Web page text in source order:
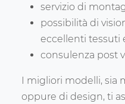
servizio di
possibilità di
eccellenti tessuti
consulenza post
I migliori modelli, sia
oppure di design, ti